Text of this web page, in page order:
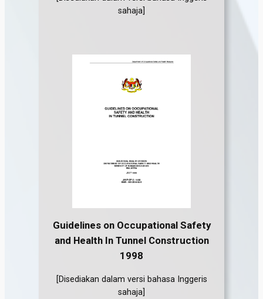
sahaja]
Guidelines on Occupational Safety
and Health In Tunnel Construction
1998
[Disediakan dalam versi bahasa Inggeris
sahaja]